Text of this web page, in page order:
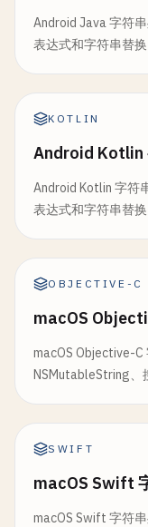
Android Java 字符
表达式和字符串替换
KOTLIN
Android Kotlin
Android Kotlin 字符
表达式和字符串替换
OBJECTIVE-C
macOS
macOS Objective-C
NSMutableString、
SWIFT
macOS Swift
macOS Swift 字符